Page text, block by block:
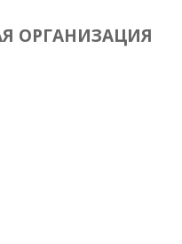
ОРГАНИЗАЦИЯ